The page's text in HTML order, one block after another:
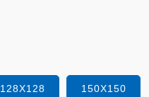
128X128 150X150